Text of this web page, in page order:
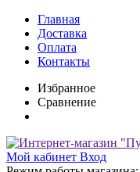
Главная
Доставка
Оплата
Контакты
Избранное
Сравнение
Мой кабинет Вход